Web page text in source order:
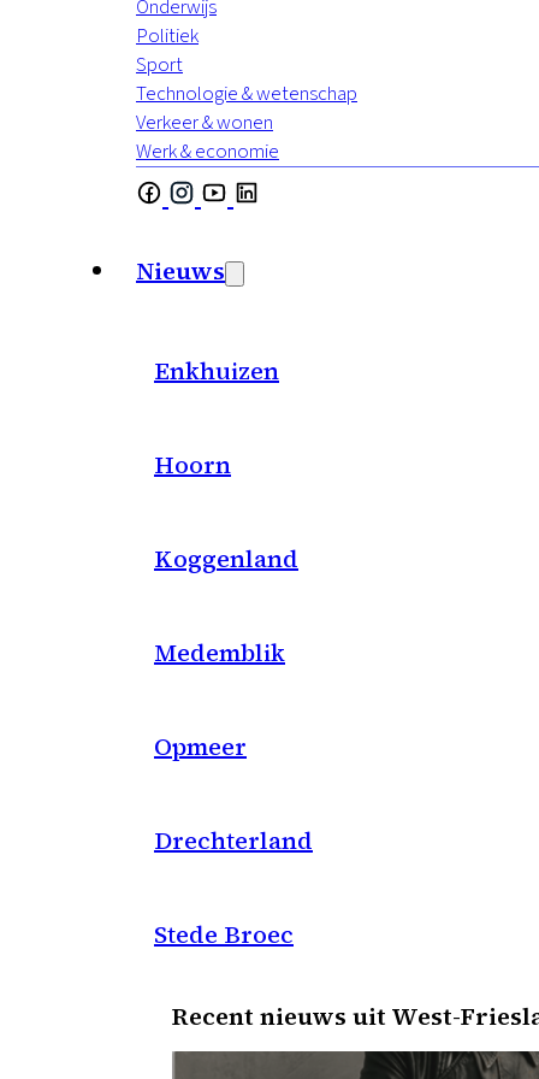
Onderwijs
Politiek
Sport
Technologie & wetenschap
Verkeer & wonen
Werk & economie
Nieuws
Enkhuizen
Hoorn
Koggenland
Medemblik
Opmeer
Drechterland
Stede Broec
Recent nieuws uit West-